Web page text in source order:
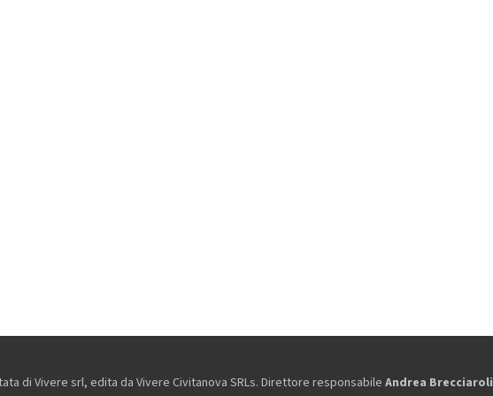
di Vivere srl, edita da Vivere Civitanova SRLs. Direttore responsabile Andrea Brecciaroli